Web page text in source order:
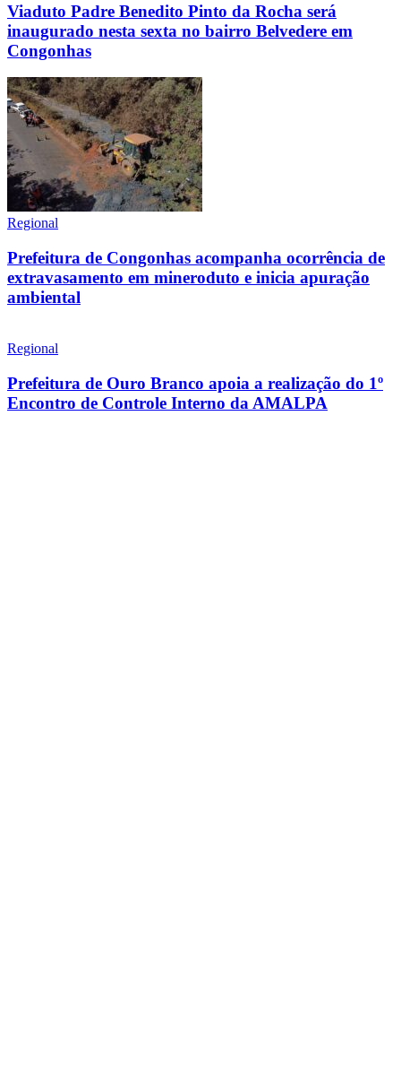
Viaduto Padre Benedito Pinto da Rocha será
inaugurado nesta sexta no bairro Belvedere em
Congonhas
Regional
Prefeitura de Congonhas acompanha ocorrência de
extravasamento em mineroduto e inicia apuração
ambiental
Regional
Prefeitura de Ouro Branco apoia a realização do 1º
Encontro de Controle Interno da AMALPA